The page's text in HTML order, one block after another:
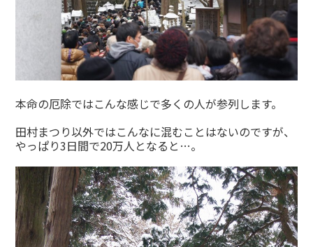
本命の厄除ではこんな感じで多くの人が参列します。
田村まつり以外ではこんなに混むことはないのですが、
やっぱり3日間で20万人となると…。